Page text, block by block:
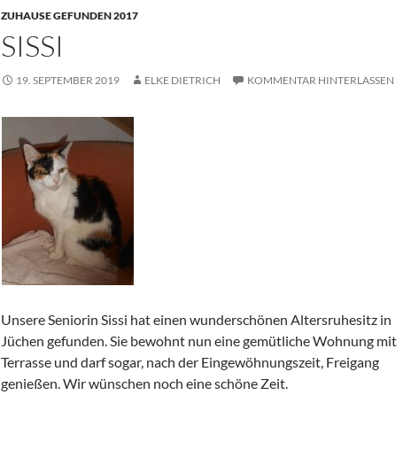
ZUHAUSE GEFUNDEN 2017
SISSI
19. SEPTEMBER 2019 ELKE DIETRICH KOMMENTAR HINTERLASSEN
Unsere Seniorin Sissi hat einen wunderschönen Altersruhesitz in
Jüchen gefunden. Sie bewohnt nun eine gemütliche Wohnung mit
Terrasse und darf sogar, nach der Eingewöhnungszeit, Freigang
genießen. Wir wünschen noch eine schöne Zeit.